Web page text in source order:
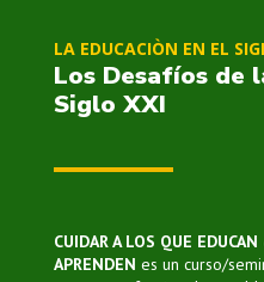
LA EDUCACIÒN EN EL
Los Desafíos de
Siglo XXI
CUIDAR A LOS QUE
APRENDEN es un curso/